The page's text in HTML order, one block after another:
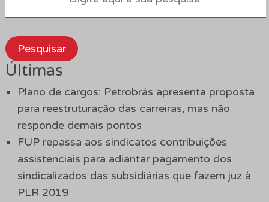
Pesquisar
Últimas
Plano de cargos: Petrobrás apresenta proposta
para reestruturação das carreiras, mas não
responde demais pontos
FUP repassa aos sindicatos contribuições
assistenciais para adiantar pagamento dos
sindicalizados das subsidiárias que fazem juz à
PLR 2019